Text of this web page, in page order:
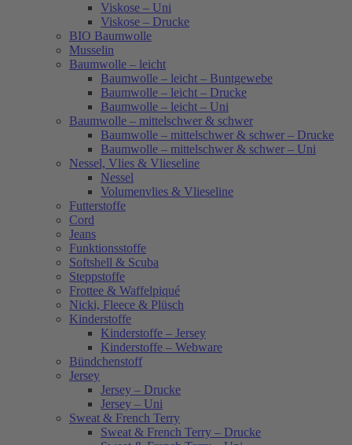
Viskose – Uni
Viskose – Drucke
BIO Baumwolle
Musselin
Baumwolle – leicht
Baumwolle – leicht – Buntgewebe
Baumwolle – leicht – Drucke
Baumwolle – leicht – Uni
Baumwolle – mittelschwer & schwer
Baumwolle – mittelschwer & schwer – Drucke
Baumwolle – mittelschwer & schwer – Uni
Nessel, Vlies & Vlieseline
Nessel
Volumenvlies & Vlieseline
Futterstoffe
Cord
Jeans
Funktionsstoffe
Softshell & Scuba
Steppstoffe
Frottee & Waffelpiqué
Nicki, Fleece & Plüsch
Kinderstoffe
Kinderstoffe – Jersey
Kinderstoffe – Webware
Bündchenstoff
Jersey
Jersey – Drucke
Jersey – Uni
Sweat & French Terry
Sweat & French Terry – Drucke